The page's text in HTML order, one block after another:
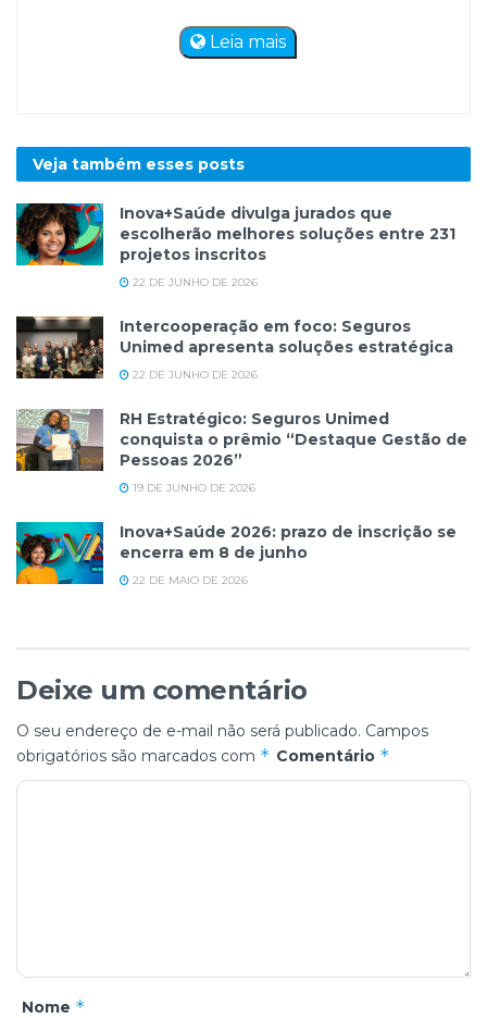
Leia mais
Veja também esses posts
Inova+Saúde divulga jurados que
escolherão melhores soluções entre 231
projetos inscritos
22 DE JUNHO DE 2026
Intercooperação em foco: Seguros
Unimed apresenta soluções estratégica
22 DE JUNHO DE 2026
RH Estratégico: Seguros Unimed
conquista o prêmio “Destaque Gestão de
Pessoas 2026”
19 DE JUNHO DE 2026
Inova+Saúde 2026: prazo de inscrição se
encerra em 8 de junho
22 DE MAIO DE 2026
Deixe um comentário
O seu endereço de e-mail não será publicado. Campos
obrigatórios são marcados com * Comentário *
Nome *